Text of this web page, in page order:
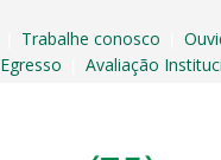
Trabalhe conosco
Egresso Avaliação